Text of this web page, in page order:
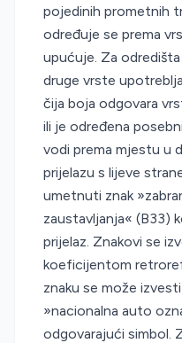
pojedinih prometnih
određuje se prema
upućuje. Za
druge vrste
čija boja odgovara
ili je određena
vodi prema mjestu u
prijelazu s lijeve
umetnuti znak
zaustavljanja« (B33)
prijelaz. Znakovi se
koeficijentom
znaku se može
»nacionalna auto
odgovarajući simbol.